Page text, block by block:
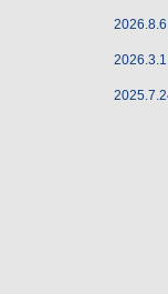
2026.8.6
2026.3.1